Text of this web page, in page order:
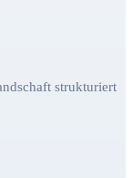
strukturiert